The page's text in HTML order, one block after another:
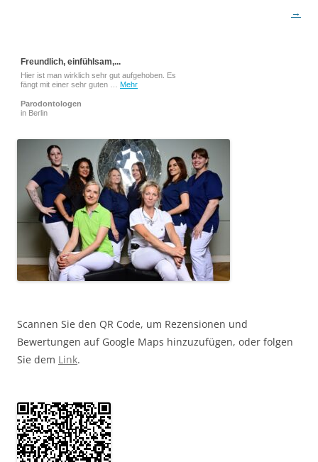
→
Freundlich, einfühlsam,...
Hier ist man wirklich sehr gut aufgehoben. Es
fängt mit einer sehr guten … Mehr
Parodontologen
in Berlin
Scannen Sie den QR Code, um Rezensionen und
Bewertungen auf Google Maps hinzuzufügen, oder folgen
Sie dem Link.